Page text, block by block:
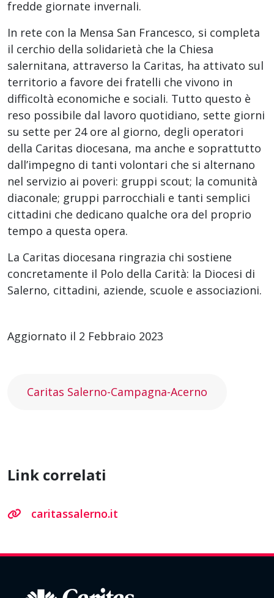
fredde giornate invernali.
In rete con la Mensa San Francesco, si completa
il cerchio della solidarietà che la Chiesa
salernitana, attraverso la Caritas, ha attivato sul
territorio a favore dei fratelli che vivono in
difficoltà economiche e sociali. Tutto questo è
reso possibile dal lavoro quotidiano, sette giorni
su sette per 24 ore al giorno, degli operatori
della Caritas diocesana, ma anche e soprattutto
dall’impegno di tanti volontari che si alternano
nel servizio ai poveri: gruppi scout; la comunità
diaconale; gruppi parrocchiali e tanti semplici
cittadini che dedicano qualche ora del proprio
tempo a questa opera.
La Caritas diocesana ringrazia chi sostiene
concretamente il Polo della Carità: la Diocesi di
Salerno, cittadini, aziende, scuole e associazioni.
Aggiornato il 2 Febbraio 2023
Caritas Salerno-Campagna-Acerno
Link correlati
caritassalerno.it